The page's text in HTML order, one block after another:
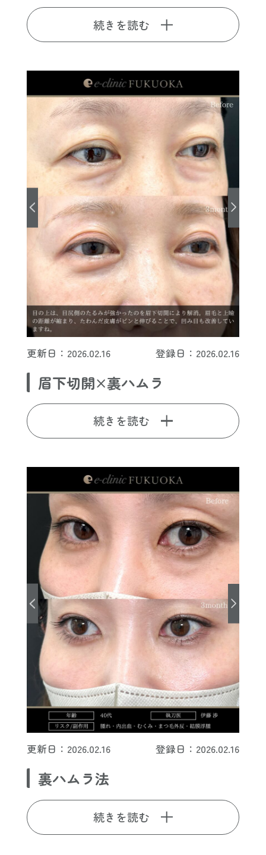
続きを読む
更新日：2026.02.16 登録日：2026.02.16
眉下切開×裏ハムラ
続きを読む
更新日：2026.02.16 登録日：2026.02.16
裏ハムラ法
続きを読む